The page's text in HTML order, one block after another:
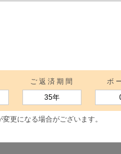
ご返済期間
35年
ボ
更になる場合がございます。